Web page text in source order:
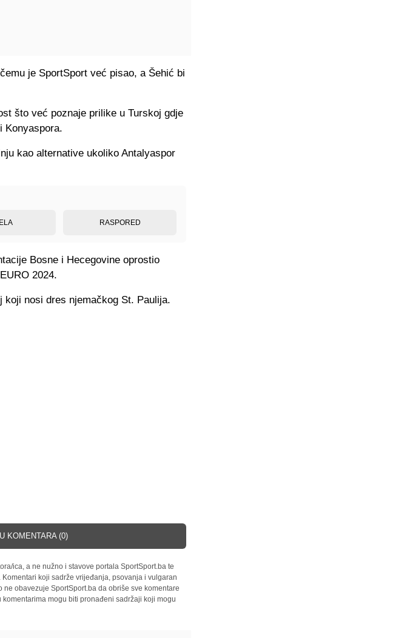
je SportSport već pisao, a Šehić bi
što već poznaje prilike u Turskoj gdje
Konyaspora.
kao alternative ukoliko Antalyaspor
RASPORED
Bosne i Hecegovine oprostio
2024.
koji nosi dres njemačkog St. Paulija.
KOMENTARA (0)
ica, a ne nužno i stavove portala SportSport.ba te
koji sadrže vrijeđanja, psovanja i vulgaran
obavezuje SportSport.ba da obriše sve komentare
mogu biti pronađeni sadržaji koji mogu